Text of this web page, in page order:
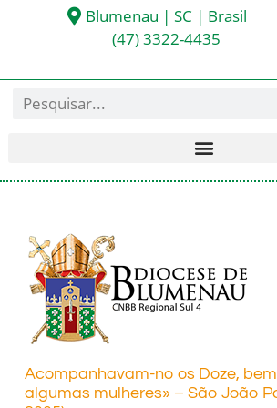
Blumenau | SC | Brasil
(47) 3322-4435
Acompanhavam-no os Doze,
algumas mulheres» – São João